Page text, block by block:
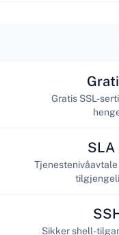
Gratis SSL-
SLA
Sikker shell-